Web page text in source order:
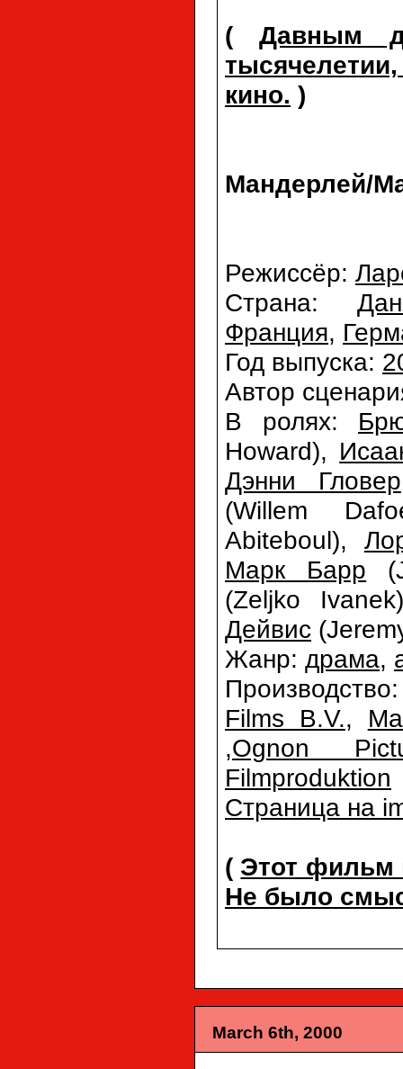
(Давным
кино. )
Мандерлей/
Режиссёр:
Страна:
Франция,
Год выпуска:
Автор
В ролях:
Howard),
Дэнни Гловер
(Willem
Abiteboul),
Марк Барр
(Zeljko
Дейвис
Жанр: драма,
Films B.V.,
,Ognon
Filmproduktion
Страница на
( Этот фильм
Не было
March 6th, 2000